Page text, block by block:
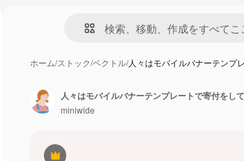
ホーム/ストック/ベクトル/人々はモバイルバナーテンプ
人々はモバイルバナーテンプレートで寄付をし
miniwide